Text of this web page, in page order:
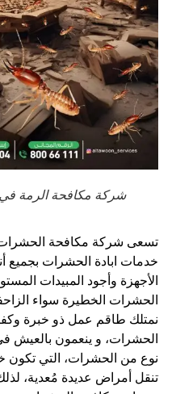
شركة مكافحة الرمة
تسعى شركة مكافحة الحشرات
خدمات ابادة الحشرات بجميع
الأجهزة وأجود المبيدات
الحشرات الخطيرة سواء
نمتلك طاقم عمل ذو خبرة
الحشرات، و ينعمون بالعيش
نوع من الحشرات، التي تكون
تنقل أمراض عديدة مُعدية،